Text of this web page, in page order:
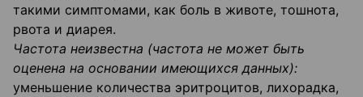
такими симптомами, как боль в животе, тошнота,
рвота и диарея.
Частота неизвестна (частота не может быть
оценена на основании имеющихся данных):
уменьшение количества эритроцитов, лихорадка,